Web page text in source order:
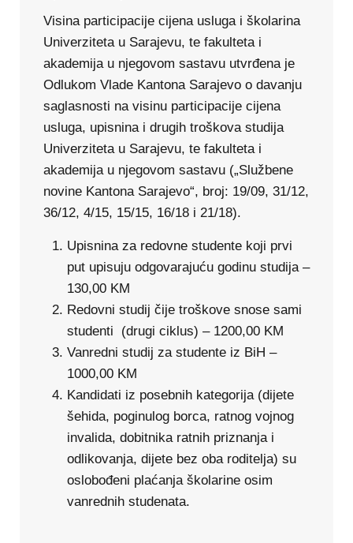
Visina participacije cijena usluga i školarina
Univerziteta u Sarajevu, te fakulteta i
akademija u njegovom sastavu utvrđena je
Odlukom Vlade Kantona Sarajevo o davanju
saglasnosti na visinu participacije cijena
usluga, upisnina i drugih troškova studija
Univerziteta u Sarajevu, te fakulteta i
akademija u njegovom sastavu („Službene
novine Kantona Sarajevo“, broj: 19/09, 31/12,
36/12, 4/15, 15/15, 16/18 i 21/18).
Upisnina za redovne studente koji prvi
put upisuju odgovarajuću godinu studija –
130,00 KM
Redovni studij čije troškove snose sami
studenti (drugi ciklus) – 1200,00 KM
Vanredni studij za studente iz BiH –
1000,00 KM
Kandidati iz posebnih kategorija (dijete
šehida, poginulog borca, ratnog vojnog
invalida, dobitnika ratnih priznanja i
odlikovanja, dijete bez oba roditelja) su
oslobođeni plaćanja školarine osim
vanrednih studenata.